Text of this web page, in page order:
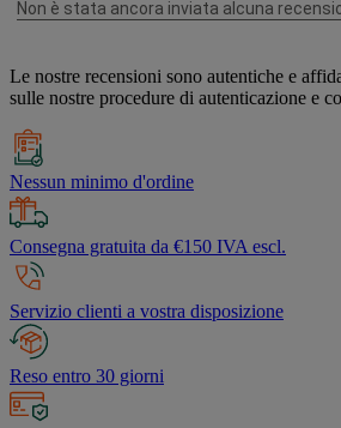
Le nostre recensioni sono autentiche e
sulle nostre procedure di autenticazione e
Nessun minimo d'ordine
Consegna gratuita da €150 IVA escl.
Servizio clienti a vostra disposizione
Reso entro 30 giorni